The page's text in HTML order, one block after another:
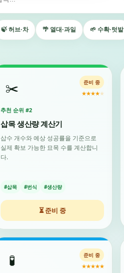
🍃 허브·차 🌴 열대·과일 🌱 수확·텃밭
✂️
준비 중
★★★★★
추천 순위 #2
삽목 생산량 계산기
삽수 개수와 예상 성공률을 기준으로
실제 확보 가능한 묘목 수를 계산합니
다.
#삽목 #번식 #생산량
⏳ 준비 중
🧪
준비 중
★★★★★